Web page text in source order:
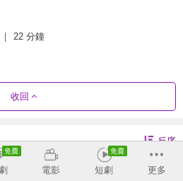
22 分鐘
收回
反序
電影 短劇 更多